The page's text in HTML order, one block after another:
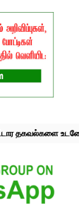
தகவல்களை